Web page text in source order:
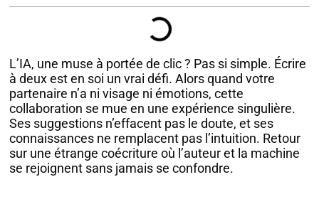
L’IA, une muse à portée de clic ? Pas si simple. Écrire
à deux est en soi un vrai défi. Alors quand votre
partenaire n’a ni visage ni émotions, cette
collaboration se mue en une expérience singulière.
Ses suggestions n’effacent pas le doute, et ses
connaissances ne remplacent pas l’intuition. Retour
sur une étrange coécriture où l’auteur et la machine
se rejoignent sans jamais se confondre.